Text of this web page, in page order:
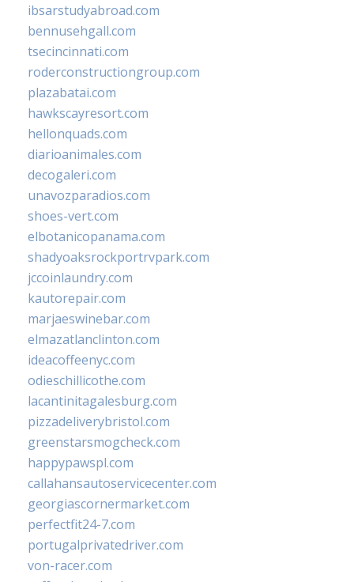
ibsarstudyabroad.com
bennusehgall.com
tsecincinnati.com
roderconstructiongroup.com
plazabatai.com
hawkscayresort.com
hellonquads.com
diarioanimales.com
decogaleri.com
unavozparadios.com
shoes-vert.com
elbotanicopanama.com
shadyoaksrockportrvpark.com
jccoinlaundry.com
kautorepair.com
marjaeswinebar.com
elmazatlanclinton.com
ideacoffeenyc.com
odieschillicothe.com
lacantinitagalesburg.com
pizzadeliverybristol.com
greenstarsmogcheck.com
happypawspl.com
callahansautoservicecenter.com
georgiascornermarket.com
perfectfit24-7.com
portugalprivatedriver.com
von-racer.com